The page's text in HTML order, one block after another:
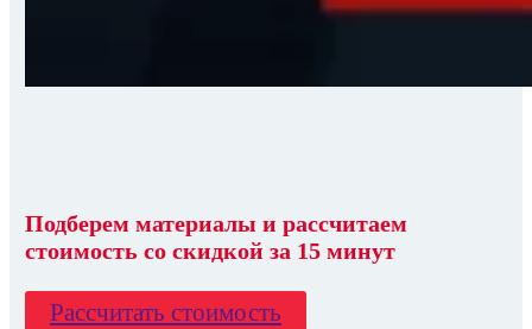
Подберем материалы и рассчитаем
стоимость со скидкой за 15 минут
Рассчитать стоимость